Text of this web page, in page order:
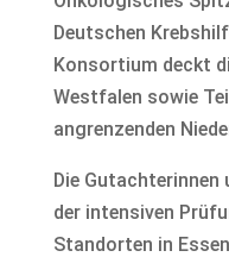
Deutschen
Konsortium deckt
Westfalen sowie
angrenzenden
Die
der intensiven
Standorten in